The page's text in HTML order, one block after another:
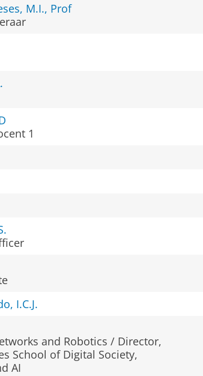
M.I., Prof
1
I.C.J.
and Robotics / Director,
School of Digital Society,
AI